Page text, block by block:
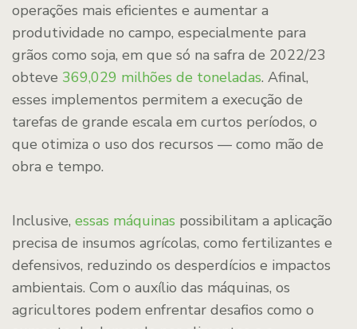
operações mais eficientes e aumentar a
produtividade no campo, especialmente para
grãos como soja, em que só na safra de 2022/23
obteve 369,029 milhões de toneladas. Afinal,
esses implementos permitem a execução de
tarefas de grande escala em curtos períodos, o
que otimiza o uso dos recursos — como mão de
obra e tempo.
Inclusive, essas máquinas possibilitam a aplicação
precisa de insumos agrícolas, como fertilizantes e
defensivos, reduzindo os desperdícios e impactos
ambientais. Com o auxílio das máquinas, os
agricultores podem enfrentar desafios como o